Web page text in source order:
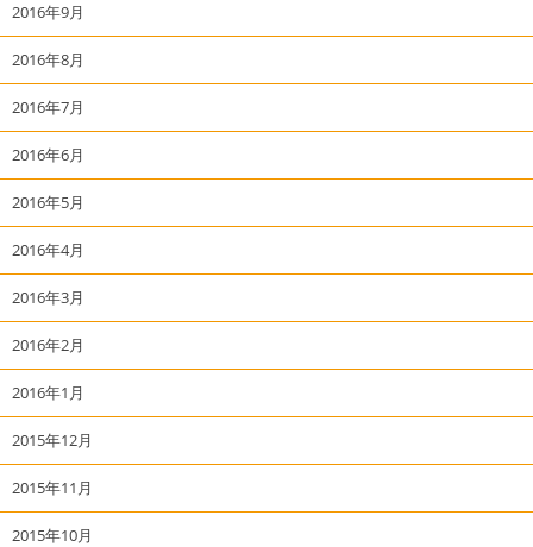
2016年9月
2016年8月
2016年7月
2016年6月
2016年5月
2016年4月
2016年3月
2016年2月
2016年1月
2015年12月
2015年11月
2015年10月